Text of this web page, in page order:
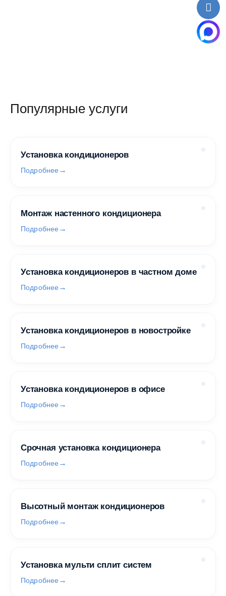
Популярные услуги
Установка кондиционеров
Подробнее
Монтаж настенного кондиционера
Подробнее
Установка кондиционеров в частном доме
Подробнее
Установка кондиционеров в новостройке
Подробнее
Установка кондиционеров в офисе
Подробнее
Срочная установка кондиционера
Подробнее
Высотный монтаж кондиционеров
Подробнее
Установка мульти сплит систем
Подробнее